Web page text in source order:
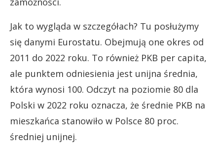
Jak to wygląda w szczegółach? Tu posłużymy
się danymi Eurostatu. Obejmują one okres od
2011 do 2022 roku. To również PKB per capita,
ale punktem odniesienia jest unijna średnia,
która wynosi 100. Odczyt na poziomie 80 dla
Polski w 2022 roku oznacza, że średnie PKB na
mieszkańca stanowiło w Polsce 80 proc.
średniej unijnej.